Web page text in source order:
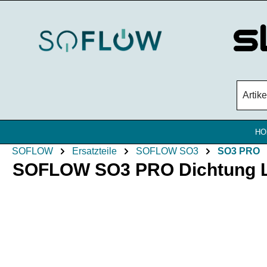
SOFLOW Ersatzteile SOFLOW SO3 SO3 PRO
SOFLOW SO3 PRO